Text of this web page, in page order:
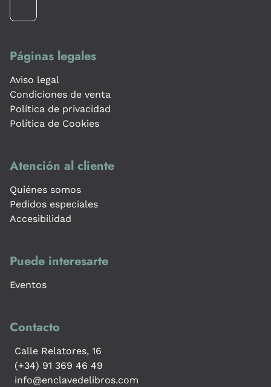
Páginas legales
Aviso legal
Condiciones de venta
Política de privacidad
Política de Cookies
Atención al cliente
Quiénes somos
Pedidos especiales
Accesibilidad
Puede interesarte
Eventos
Contacto
Calle Relatores, 16
(+34) 91 369 46 49
info@enclavedelibros.com